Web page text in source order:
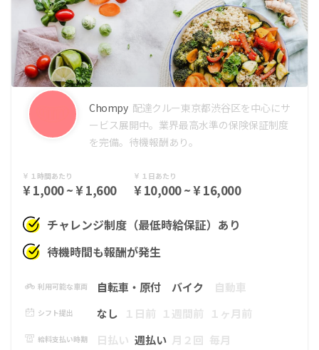
Chompy 配達クルー東京都渋谷区を中心にサ
ービス展開中。業界最高水準の保険保証制度
を完備。待機報酬あり。
１時間あたり
¥ 1,000 ~ ¥ 1,600
１日あたり
¥ 10,000 ~ ¥ 16,000
チャレンジ制度（最低時給保証）あり
待機時間も報酬が発生
利用可能な車両 自転車・原付 バイク 自動車
シフト提出 なし １日前 １週間前 １ヶ月前
給料支払い時期 日払い 週払い 月２回 毎月